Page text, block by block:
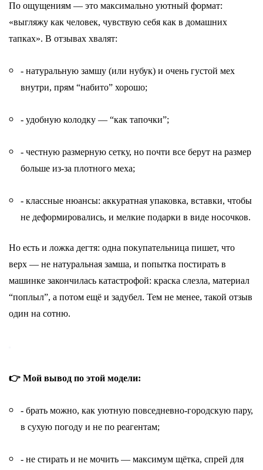
По ощущениям — это максимально уютный формат:
«выгляжу как человек, чувствую себя как в домашних
тапках». В отзывах хвалят:
- натуральную замшу (или нубук) и очень густой мех
внутри, прям “набито” хорошо;
- удобную колодку — “как тапочки”;
- честную размерную сетку, но почти все берут на размер
больше из-за плотного меха;
- классные нюансы: аккуратная упаковка, вставки, чтобы
не деформировались, и мелкие подарки в виде носочков.
Но есть и ложка дегтя: одна покупательница пишет, что
верх — не натуральная замша, и попытка постирать в
машинке закончилась катастрофой: краска слезла, материал
“поплыл”, а потом ещё и задубел. Тем не менее, такой отзыв
один на сотню.
👉 Мой вывод по этой модели:
- брать можно, как уютную повседневно-городскую пару,
в сухую погоду и не по реагентам;
- не стирать и не мочить — максимум щётка, спрей для